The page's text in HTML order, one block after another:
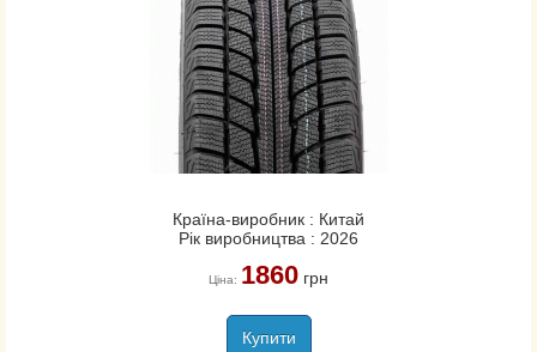
Країна-виробник : Китай
Рік виробництва : 2026
Ціна: 1860грн
Купити